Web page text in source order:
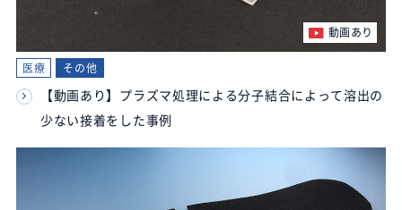
動画あり
医療 その他
【動画あり】プラズマ処理による分子結合によって溶出の
少ない接着をした事例